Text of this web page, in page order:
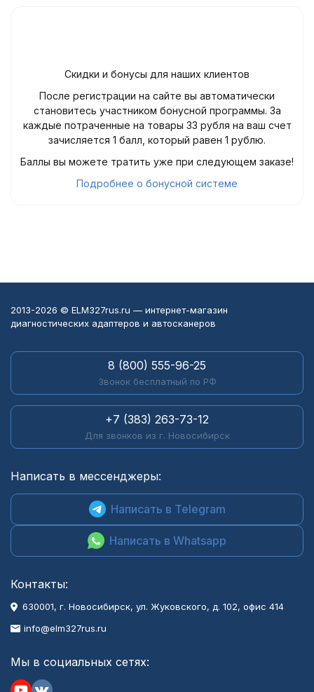
Скидки и бонусы для наших клиентов
После регистрации на сайте вы автоматически
становитесь участником бонусной программы. За
каждые потраченные на товары 33 рубля на ваш счет
зачисляется 1 балл, который равен 1 рублю.
Баллы вы можете тратить уже при следующем заказе!
Подробнее о бонусной системе
2013-2026 © ELM327rus.ru — интернет-магазин
диагностических адаптеров и автосканеров
8 (800) 555-96-25
Звонок бесплатный по РФ
+7 (383) 263-73-12
Для звонков из г. Новосибирск
Написать в мессенджеры:
Написать в Telegram
Написать в Whatsapp
Контакты:
630001, г. Новосибирск, ул. Жуковского, д. 102, офис 414
info@elm327rus.ru
Мы в социальных сетях: